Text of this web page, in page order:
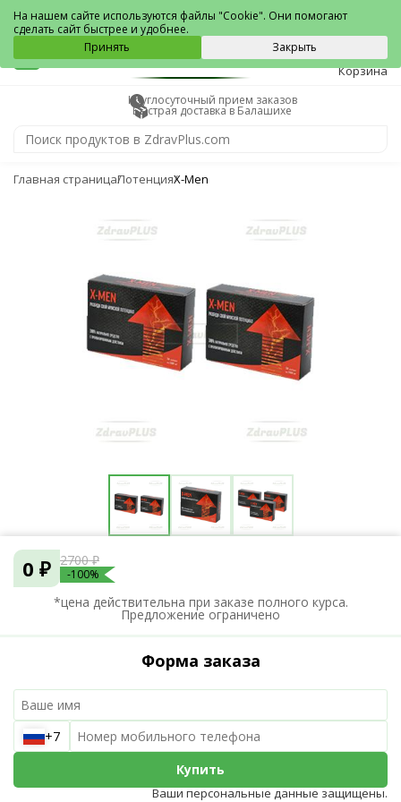
Балашиха
0
Корзина
Круглосуточный прием заказов
Быстрая доставка в Балашихе
Главная страницаПотенцияX-Men
0 ₽ 2700 ₽
-100%
*цена действительна при заказе полного курса.
Предложение ограничено
Форма заказа
+7
Купить
Ваши персональные данные защищены.
На нашем сайте используются файлы "Cookie". Они помогают
сделать сайт быстрее и удобнее.
Принять
Закрыть